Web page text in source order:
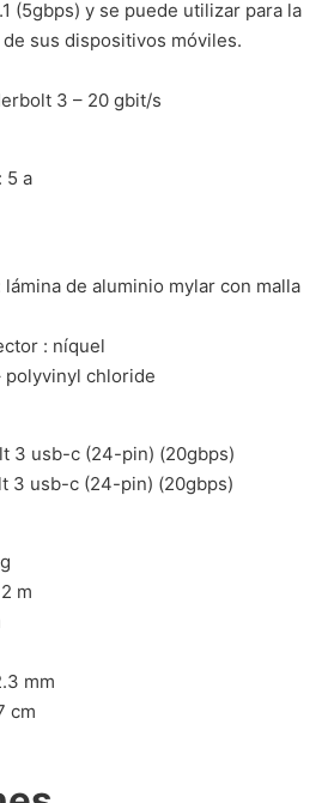
(5gbps) y se puede utilizar para la
sus dispositivos móviles.
3 – 20 gbit/s
5 a
de aluminio mylar con malla
: níquel
polyvinyl chloride
3 usb-c (24-pin) (20gbps)
3 usb-c (24-pin) (20gbps)
m
mm
cm